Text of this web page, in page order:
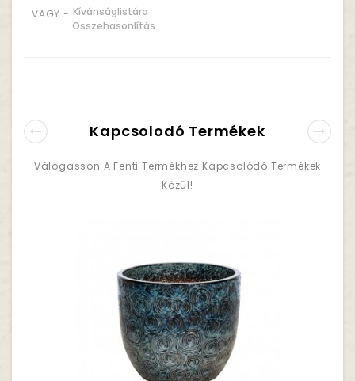
VAGY - Kívánságlistára
Összehasonlítás
Kapcsolodó Termékek
Válogasson A Fenti Termékhez Kapcsolódó Termékek
Közül!